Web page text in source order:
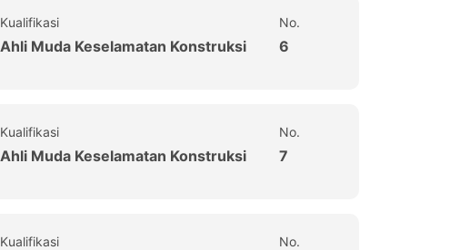
Kualifikasi
Ahli Muda Keselamatan Konstruksi
No.
6
Kualifikasi
Ahli Muda Keselamatan Konstruksi
No.
7
Kualifikasi No.